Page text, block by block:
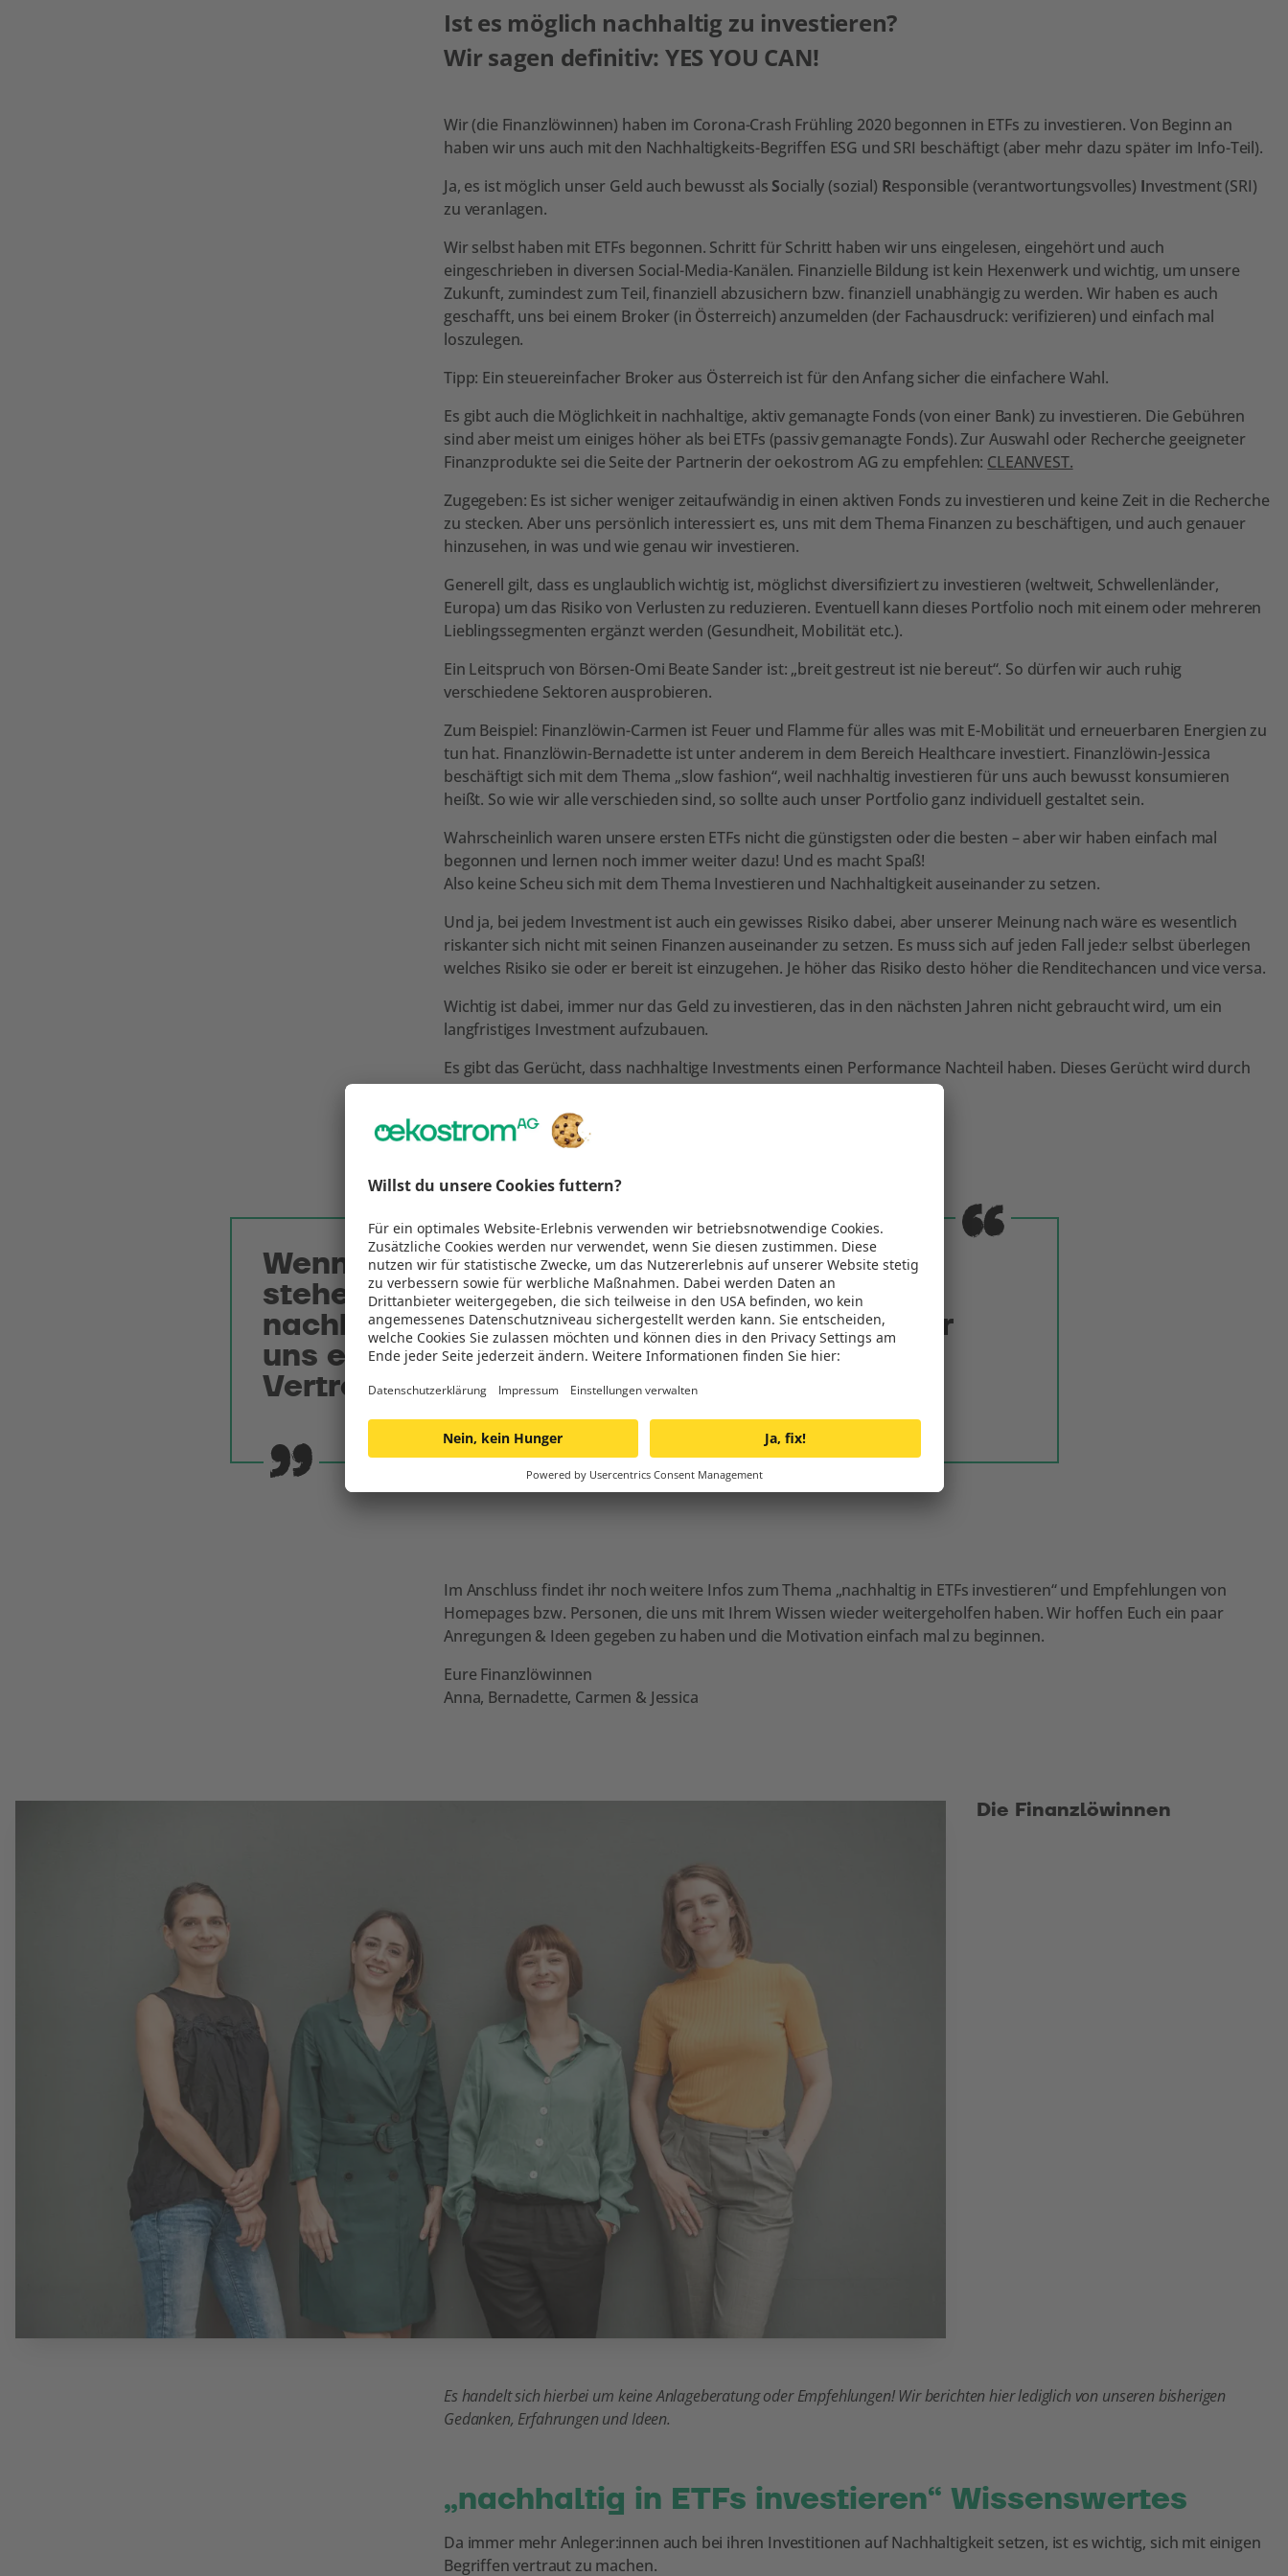
Ist es möglich nachhaltig zu investieren?
Wir sagen definitiv: YES YOU CAN!
Wir (die Finanzlöwinnen) haben im Corona-Crash Frühling 2020 begonnen in ETFs zu investieren. Von Beginn an
haben wir uns auch mit den Nachhaltigkeits-Begriffen ESG und SRI beschäftigt (aber mehr dazu später im Info-Teil).
Ja, es ist möglich unser Geld auch bewusst als Socially (sozial) Responsible (verantwortungsvolles) Investment (SRI)
zu veranlagen.
Wir selbst haben mit ETFs begonnen. Schritt für Schritt haben wir uns eingelesen, eingehört und auch
eingeschrieben in diversen Social-Media-Kanälen. Finanzielle Bildung ist kein Hexenwerk und wichtig, um unsere
Zukunft, zumindest zum Teil, finanziell abzusichern bzw. finanziell unabhängig zu werden. Wir haben es auch
geschafft, uns bei einem Broker (in Österreich) anzumelden (der Fachausdruck: verifizieren) und einfach mal
loszulegen.
Tipp: Ein steuereinfacher Broker aus Österreich ist für den Anfang sicher die einfachere Wahl.
Es gibt auch die Möglichkeit in nachhaltige, aktiv gemanagte Fonds (von einer Bank) zu investieren. Die Gebühren
sind aber meist um einiges höher als bei ETFs (passiv gemanagte Fonds). Zur Auswahl oder Recherche geeigneter
Finanzprodukte sei die Seite der Partnerin der oekostrom AG zu empfehlen: CLEANVEST.
Zugegeben: Es ist sicher weniger zeitaufwändig in einen aktiven Fonds zu investieren und keine Zeit in die Recherche
zu stecken. Aber uns persönlich interessiert es, uns mit dem Thema Finanzen zu beschäftigen, und auch genauer
hinzusehen, in was und wie genau wir investieren.
Generell gilt, dass es unglaublich wichtig ist, möglichst diversifiziert zu investieren (weltweit, Schwellenländer,
Europa) um das Risiko von Verlusten zu reduzieren. Eventuell kann dieses Portfolio noch mit einem oder mehreren
Lieblingssegmenten ergänzt werden (Gesundheit, Mobilität etc.).
Ein Leitspruch von Börsen-Omi Beate Sander ist: „breit gestreut ist nie bereut“. So dürfen wir auch ruhig
verschiedene Sektoren ausprobieren.
Zum Beispiel: Finanzlöwin-Carmen ist Feuer und Flamme für alles was mit E-Mobilität und erneuerbaren Energien zu
tun hat. Finanzlöwin-Bernadette ist unter anderem in dem Bereich Healthcare investiert. Finanzlöwin-Jessica
beschäftigt sich mit dem Thema „slow fashion“, weil nachhaltig investieren für uns auch bewusst konsumieren
heißt. So wie wir alle verschieden sind, so sollte auch unser Portfolio ganz individuell gestaltet sein.
Wahrscheinlich waren unsere ersten ETFs nicht die günstigsten oder die besten – aber wir haben einfach mal
begonnen und lernen noch immer weiter dazu! Und es macht Spaß!
Also keine Scheu sich mit dem Thema Investieren und Nachhaltigkeit auseinander zu setzen.
Und ja, bei jedem Investment ist auch ein gewisses Risiko dabei, aber unserer Meinung nach wäre es wesentlich
riskanter sich nicht mit seinen Finanzen auseinander zu setzen. Es muss sich auf jeden Fall jede:r selbst überlegen
welches Risiko sie oder er bereit ist einzugehen. Je höher das Risiko desto höher die Renditechancen und vice versa.
Wichtig ist dabei, immer nur das Geld zu investieren, das in den nächsten Jahren nicht gebraucht wird, um ein
langfristiges Investment aufzubauen.
Es gibt das Gerücht, dass nachhaltige Investments einen Performance Nachteil haben. Dieses Gerücht wird durch
vielfache Statistiken und Analysen widerlegt!
Wenn es möglich ist, sein zur Verfügung
stehendes Geld nachhaltig oder nicht
nachhaltig anzulegen, dann entscheiden wir
uns eindeutig dafür unser Geld in etwas
Vertretbares anzulegen.
Im Anschluss findet ihr noch weitere Infos zum Thema „nachhaltig in ETFs investieren“ und Empfehlungen von
Homepages bzw. Personen, die uns mit Ihrem Wissen wieder weitergeholfen haben. Wir hoffen Euch ein paar
Anregungen & Ideen gegeben zu haben und die Motivation einfach mal zu beginnen.
Eure Finanzlöwinnen
Anna, Bernadette, Carmen & Jessica
Die Finanzlöwinnen
Es handelt sich hierbei um keine Anlageberatung oder Empfehlungen! Wir berichten hier lediglich von unseren bisherigen
Gedanken, Erfahrungen und Ideen.
„nachhaltig in ETFs investieren“ Wissenswertes
Da immer mehr Anleger:innen auch bei ihren Investitionen auf Nachhaltigkeit setzen, ist es wichtig, sich mit einigen
Begriffen vertraut zu machen.